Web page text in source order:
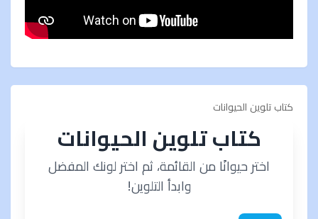
كتاب تلوين الحيوانات
كتاب تلوين الحيوانات
اختر حيوانًا من القائمة، ثم اختر لونك المفضل
وابدأ التلوين!